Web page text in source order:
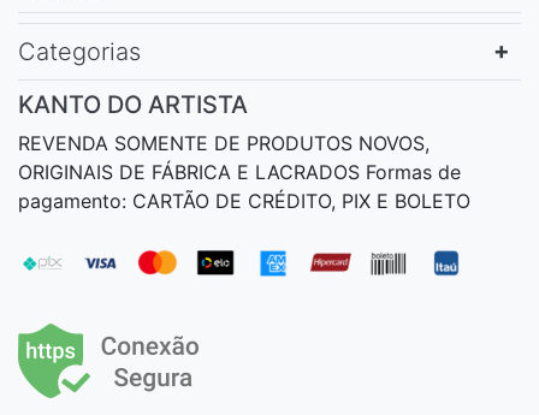
Categorias
KANTO DO ARTISTA
REVENDA SOMENTE DE PRODUTOS NOVOS,
ORIGINAIS DE FÁBRICA E LACRADOS Formas de
pagamento: CARTÃO DE CRÉDITO, PIX E BOLETO